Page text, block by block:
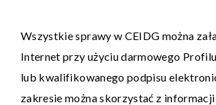
Wszystkie sprawy w CEIDG można
Internet przy użyciu darmowego
lub kwalifikowanego podpisu
zakresie można skorzystać z